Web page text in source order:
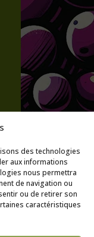
des technologies
aux informations
nous permettra
de navigation ou
ou de retirer son
caractéristiques